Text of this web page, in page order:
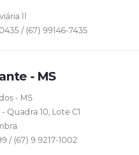
ll
/ (67) 99146-7435
- MS
- MS
Quadra 10, Lote C1
/ (67) 9 9217-1002